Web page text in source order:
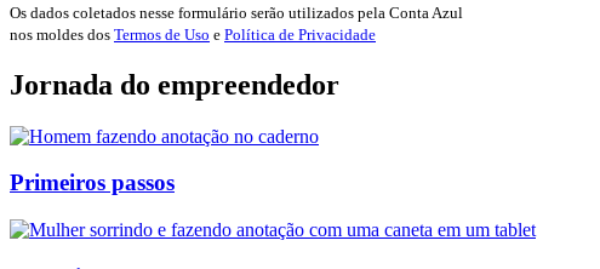
Os dados coletados nesse formulário serão utilizados pela Conta Azul
nos moldes dos Termos de Uso e Política de Privacidade
Jornada do empreendedor
Primeiros passos